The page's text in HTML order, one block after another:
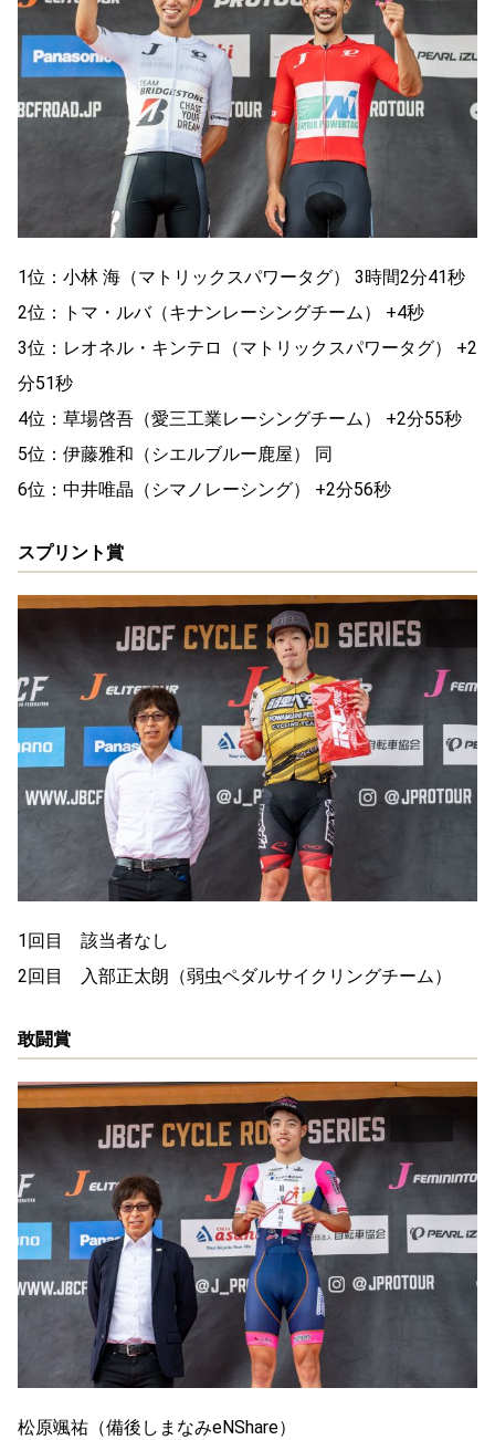
1位：小林 海（マトリックスパワータグ） 3時間2分41秒
2位：トマ・ルバ（キナンレーシングチーム） +4秒
3位：レオネル・キンテロ（マトリックスパワータグ） +2
分51秒
4位：草場啓吾（愛三工業レーシングチーム） +2分55秒
5位：伊藤雅和（シエルブルー鹿屋） 同
6位：中井唯晶（シマノレーシング） +2分56秒
スプリント賞
1回目 該当者なし
2回目 入部正太朗（弱虫ペダルサイクリングチーム）
敢闘賞
松原颯祐（備後しまなみeNShare）